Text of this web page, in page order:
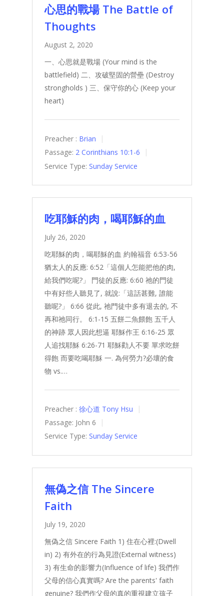
心思的戰場 The Battle of
Thoughts
August 2, 2020
一、心思就是戰場 (Your mind is the
battlefield) 二、攻破堅固的營壘 (Destroy
strongholds ) 三、保守你的心 (Keep your
heart)
Preacher : Brian
Passage: 2 Corinthians 10:1-6
Service Type: Sunday Service
吃耶穌的肉，喝耶穌的血
July 26, 2020
吃耶穌的肉，喝耶穌的血 約翰福音 6:53-56
猶太人的反應: 6:52「這個人怎能把他的肉,
給我們吃呢?」 門徒的反應: 6:60 祂的門徒
中有好些人聽見了, 就說:「這話甚難, 誰能
聽呢?」 6:66 從此, 祂門徒中多有退去的, 不
再和祂同行。 6:1-15 五餅二魚餵飽 五千人
的神跡 眾人因此想逼 耶穌作王 6:16-25 眾
人追找耶穌 6:26-71 耶穌勸人不要 單求吃餅
得飽 而要吃喝耶穌 一. 為何勞力?必壞的食
物 vs.…
Preacher : 徐心道 Tony Hsu
Passage: John 6
Service Type: Sunday Service
無偽之信 The Sincere
Faith
July 19, 2020
無偽之信 Sincere Faith 1) 住在心裡:(Dwell
in) 2) 有外在的行為見證(External witness)
3) 有生命的影響力(Influence of life) 我們作
父母的信心真實嗎? Are the parents' faith
genuine? 我們作父母的真的重視建立孩子